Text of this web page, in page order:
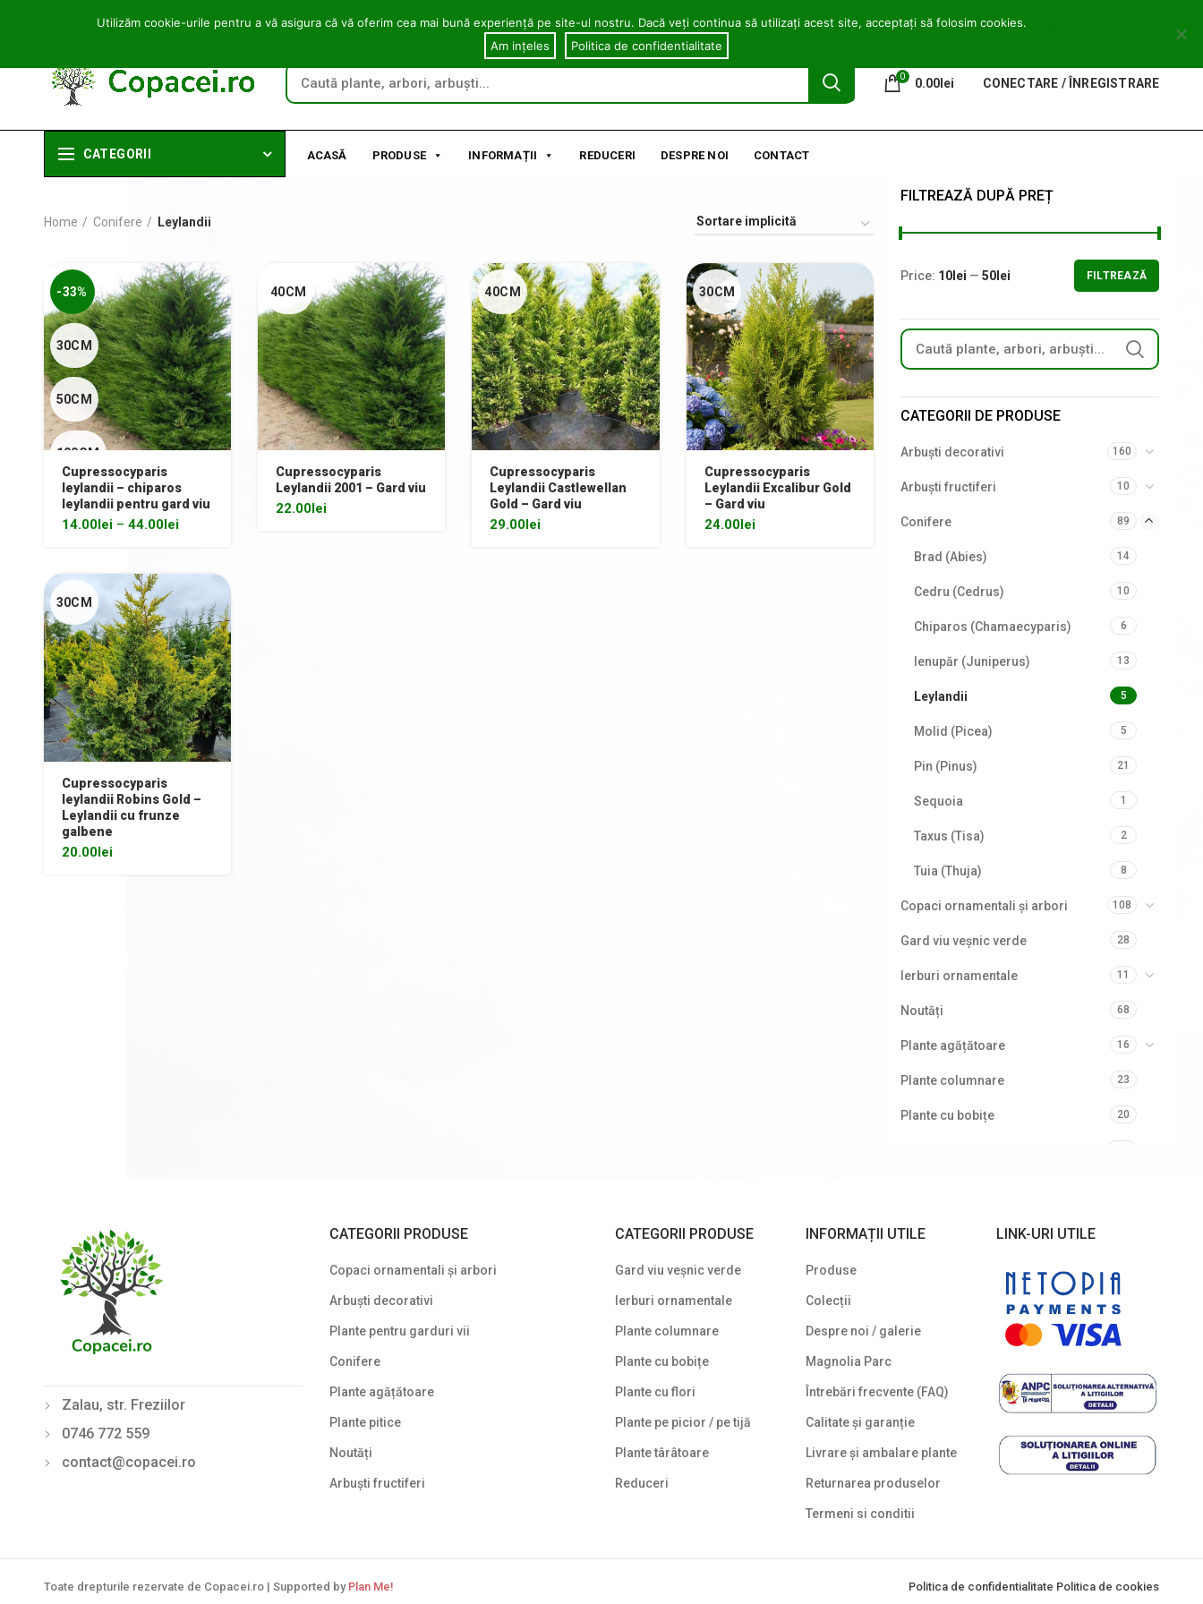
0746 772 559 contact@copacei.ro
0 0.00lei CONECTARE / ÎNREGISTRARE
CATEGORII ACASĂ PRODUSE INFORMAȚII REDUCERI DESPRE NOI CONTACT
Home Conifere Leylandii
-33%
30CM
50CM
100CM
Cupressocyparis
leylandii – chiparos
leylandii pentru gard viu
14.00lei– 44.00lei
40CM
Cupressocyparis
Leylandii 2001 – Gard viu
22.00lei
40CM
Cupressocyparis
Leylandii Castlewellan
Gold – Gard viu
29.00 lei
30CM
Cupressocyparis
Leylandii Excalibur Gold
– Gard viu
24.00lei
30CM
Cupressocyparis
leylandii Robins Gold –
Leylandii cu frunze
galbene
20.00lei
FILTREAZĂ DUPĂ PREȚ
FILTREAZĂ
Price: 10lei —50lei
CATEGORII DE PRODUSE
Arbuști decorativi 160
Arbuști fructiferi 10
Conifere 89
Brad (Abies) 14
Cedru (Cedrus) 10
Chiparos (Chamaecyparis) 6
Ienupăr (Juniperus) 13
Leylandii 5
Molid (Picea) 5
Pin (Pinus) 21
Sequoia 1
Taxus (Tisa) 2
Tuia (Thuja) 8
Copaci ornamentali și arbori 108
Gard viu veșnic verde 28
Ierburi ornamentale 11
Noutăți 68
Plante agățătoare 16
Plante columnare 23
Plante cu bobițe 20
portocalii
Plante cu frunze în două culori 20
Plante cu frunze roșii 34
Plante cu frunze verzi 283
Plante cu frunze vișinii/bordo 21
Plante pe picior / pe tijă 17
Plante pentru garduri vii 28
Plante pentru stâncării
Plante pitice
Plante târâtoare 12
Zalau, str. Freziilor
0746 772 559
contact@copacei.ro
CATEGORII PRODUSE
Copaci ornamentali și arbori
Arbuști decorativi
Plante pentru garduri vii
Conifere
Plante agățătoare
Plante pitice
Noutăți
Arbuști fructiferi
CATEGORII PRODUSE
Gard viu veșnic verde
Ierburi ornamentale
Plante columnare
Plante cu bobițe
Plante cu flori
Plante pe picior / pe tijă
Plante târâtoare
Reduceri
INFORMAȚII UTILE
Produse
Colecții
Despre noi / galerie
Magnolia Parc
Întrebări frecvente (FAQ)
Calitate și garanție
Livrare și ambalare plante
Returnarea produselor
Termeni si conditii
LINK-URI UTILE
Toate drepturile rezervate de Copacei.ro | Supported by Plan Me! Politica de confidentialitate Politica de cookies
Utilizăm cookie-urile pentru a vă asigura că vă oferim cea mai bună experiență pe site-ul nostru. Dacă veți continua să utilizați acest site, acceptați să folosim cookies.
Am ințeles
Politica de confidentialitate